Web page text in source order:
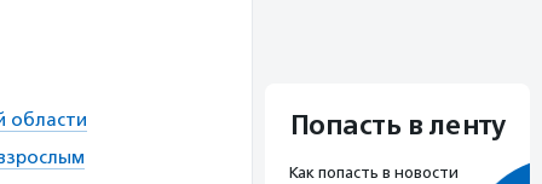
области
Попасть в ленту
Как попасть в новости